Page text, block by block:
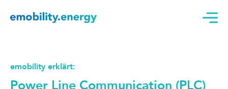
emobility erklärt:
Power Line Communication (PLC)